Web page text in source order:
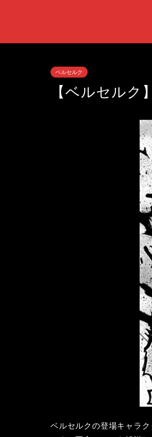
ベルセルク
【ベルセルク
ベルセルクの登場キャラ